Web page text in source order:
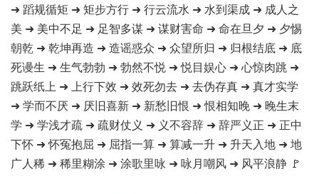
➜ 蹈规循矩 ➜ 矩步方行 ➜ 行云流水 ➜ 水到渠成 ➜ 成人之
美 ➜ 美中不足 ➜ 足智多谋 ➜ 谋财害命 ➜ 命在旦夕 ➜ 夕惕
朝乾 ➜ 乾坤再造 ➜ 造谣惑众 ➜ 众望所归 ➜ 归根结底 ➜ 底
死谩生 ➜ 生气勃勃 ➜ 勃然不悦 ➜ 悦目娱心 ➜ 心惊肉跳 ➜
跳跃纸上 ➜ 上行下效 ➜ 效死勿去 ➜ 去伪存真 ➜ 真才实学
➜ 学而不厌 ➜ 厌旧喜新 ➜ 新愁旧恨 ➜ 恨相知晚 ➜ 晚生末
学 ➜ 学浅才疏 ➜ 疏财仗义 ➜ 义不容辞 ➜ 辞严义正 ➜ 正中
下怀 ➜ 怀冤抱屈 ➜ 屈指一算 ➜ 算减一升 ➜ 升天入地 ➜ 地
广人稀 ➜ 稀里糊涂 ➜ 涂歌里咏 ➜ 咏月嘲风 ➜ 风平浪静 🚩